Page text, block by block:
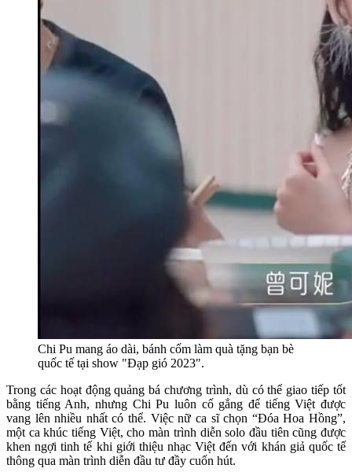
Chi Pu mang áo dài, bánh cốm làm quà tặng bạn bè
quốc tế tại show "Đạp gió 2023".
Trong các hoạt động quảng bá chương trình, dù có thể giao tiếp tốt
bằng tiếng Anh, nhưng Chi Pu luôn cố gắng để tiếng Việt được
vang lên nhiều nhất có thể. Việc nữ ca sĩ chọn “Đóa Hoa Hồng”,
một ca khúc tiếng Việt, cho màn trình diễn solo đầu tiên cũng được
khen ngợi tinh tế khi giới thiệu nhạc Việt đến với khán giả quốc tế
thông qua màn trình diễn đầu tư đầy cuốn hút.